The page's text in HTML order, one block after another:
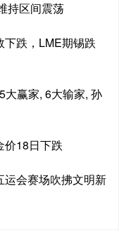
持区间震荡
跌，LME期锡跌
大赢家, 6大输家, 孙
价18日下跌
会赛场吹拂文明新